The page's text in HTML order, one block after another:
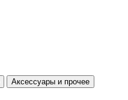
Аксессуары и прочее